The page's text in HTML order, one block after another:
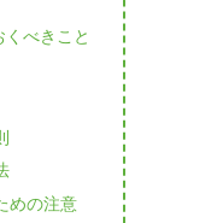
くべきこと
めの注意